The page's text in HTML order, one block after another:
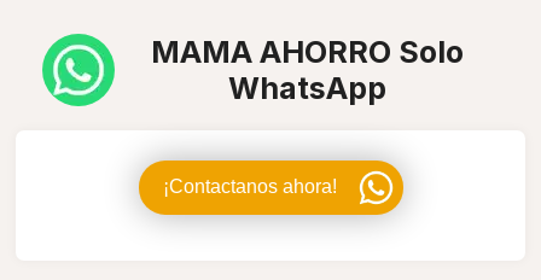
MAMA AHORRO Solo
WhatsApp
¡Contactanos ahora!